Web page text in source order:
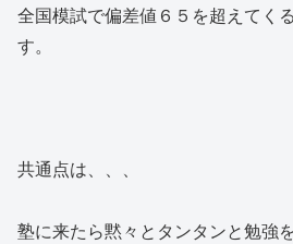
全国模試で偏差値６５を超えてく
す。
共通点は、、、
塾に来たら黙々とタンタンと勉強